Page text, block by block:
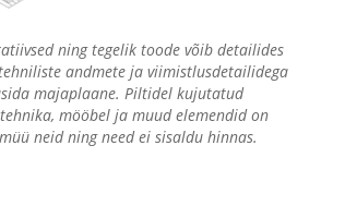
ning tegelik toode võib detailides
andmete ja viimistlusdetailidega
majaplaane. Piltidel kujutatud
mööbel ja muud elemendid on
neid ning need ei sisaldu hinnas.